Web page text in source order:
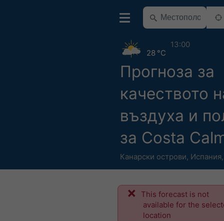
Прогноза за
качеството
въздуха и
за Costa
Канарски острови, Испания
28 °C
13:00
This forecast is not
available for the
location